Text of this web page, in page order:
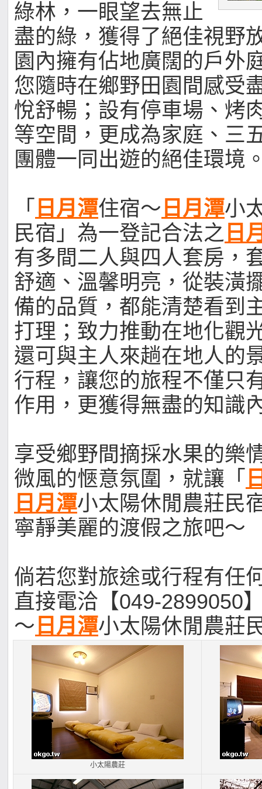
綠林，一眼望去無止
盡的綠，獲得了絕佳視野
園內擁有佔地廣闊的戶外
您隨時在鄉野田園間感受
悅舒暢；設有停車場、烤
等空間，更成為家庭、三
團體一同出遊的絕佳環境
「 日月潭住宿～ 日月潭小
民宿」為一登記合法之 日
有多間二人與四人套房，
舒適、溫馨明亮，從裝潢
備的品質，都能清楚看到
打理；致力推動在地化觀
還可與主人來趟在地人的
行程，讓您的旅程不僅只
作用，更獲得無盡的知識
享受鄉野間摘採水果的樂
微風的愜意氛圍，就讓「
日月潭小太陽休閒農莊民
寧靜美麗的渡假之旅吧～
倘若您對旅途或行程有任
直接電洽【049-2899050
～ 日月潭小太陽休閒農莊
小太陽農莊